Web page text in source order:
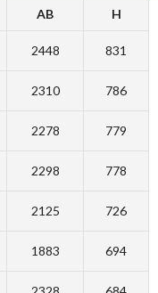
AB H
2448 831
2310 786
2278 779
2298 778
2125 726
1883 694